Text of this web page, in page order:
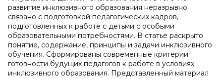
развитие инклюзивного образования неразрывно
связано с подготовкой педагогических кадров,
подготовленных к работе с детьми с особыми
образовательными потребностями. В статье раскрыто
понятие, содержание, принципы и задачи инклюзивного
обучения. Сформированы современные критерии
готовности будущих педагогов к работе в условиях
инклюзивного образования. Представленный материал